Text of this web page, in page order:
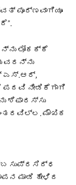
ಪೂರ್ಣವಾಗಿಯೂ
ಲೋಕಕ್ಕೆ
ಎಸ್.ಆರ್,
ಪದವಿ ನೀಡಿಕೆಗಾಗಿ
ಶಿಫಾರಸ್ಸು
ಮೌಖಿಕ
ಸುಪ್ರಸಿದ್ಧ
ಮಾಡಿ ಹೇಳಿದ